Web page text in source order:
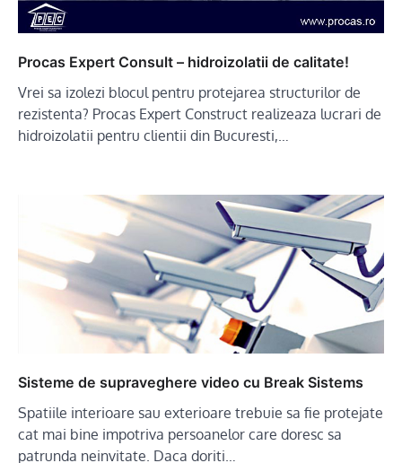
Procas Expert Consult – hidroizolatii de calitate!
Vrei sa izolezi blocul pentru protejarea structurilor de
rezistenta? Procas Expert Construct realizeaza lucrari de
hidroizolatii pentru clientii din Bucuresti,…
Sisteme de supraveghere video cu Break Sistems
Spatiile interioare sau exterioare trebuie sa fie protejate
cat mai bine impotriva persoanelor care doresc sa
patrunda neinvitate. Daca doriti…